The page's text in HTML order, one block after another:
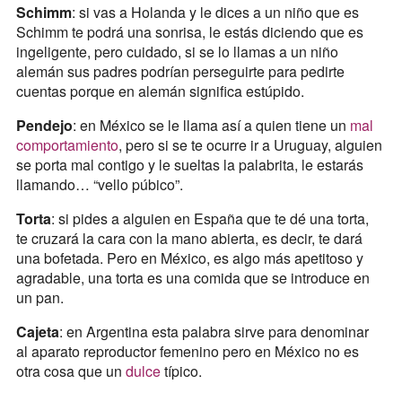
Schimm: si vas a Holanda y le dices a un niño que es
Schimm te podrá una sonrisa, le estás diciendo que es
ingeligente, pero cuidado, si se lo llamas a un niño
alemán sus padres podrían perseguirte para pedirte
cuentas porque en alemán significa estúpido.
Pendejo: en México se le llama así a quien tiene un mal
comportamiento, pero si se te ocurre ir a Uruguay, alguien
se porta mal contigo y le sueltas la palabrita, le estarás
llamando… “vello púbico”.
Torta: si pides a alguien en España que te dé una torta,
te cruzará la cara con la mano abierta, es decir, te dará
una bofetada. Pero en México, es algo más apetitoso y
agradable, una torta es una comida que se introduce en
un pan.
Cajeta: en Argentina esta palabra sirve para denominar
al aparato reproductor femenino pero en México no es
otra cosa que un dulcetípico.